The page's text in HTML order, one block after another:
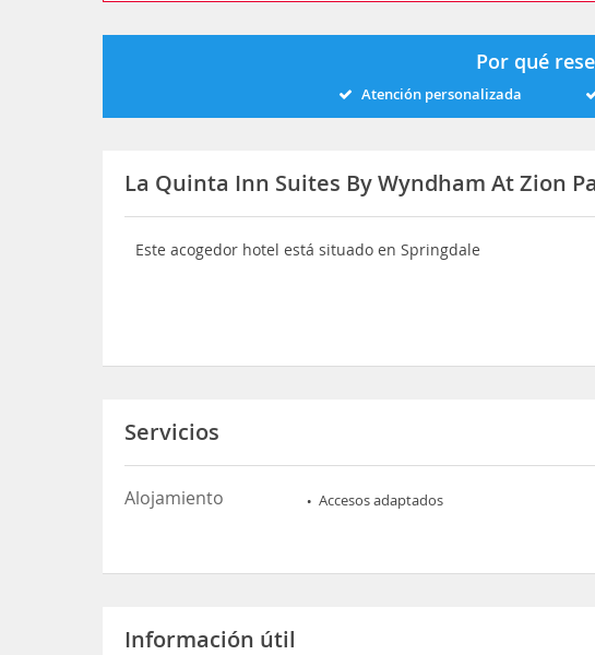
Por qué
Atención personalizada
La Quinta Inn Suites By Wyndham At Zion
Este acogedor hotel está situado en Springdale
Servicios
Alojamiento Accesos adaptados
Información útil